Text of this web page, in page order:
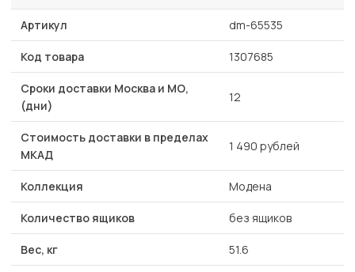
Артикул dm-65535
Код товара 1307685
Сроки доставки Москва и МО,
(дни)
12
Стоимость доставки в пределах
МКАД
1 490 рублей
Коллекция Модена
Количество ящиков без ящиков
Вес, кг 51.6